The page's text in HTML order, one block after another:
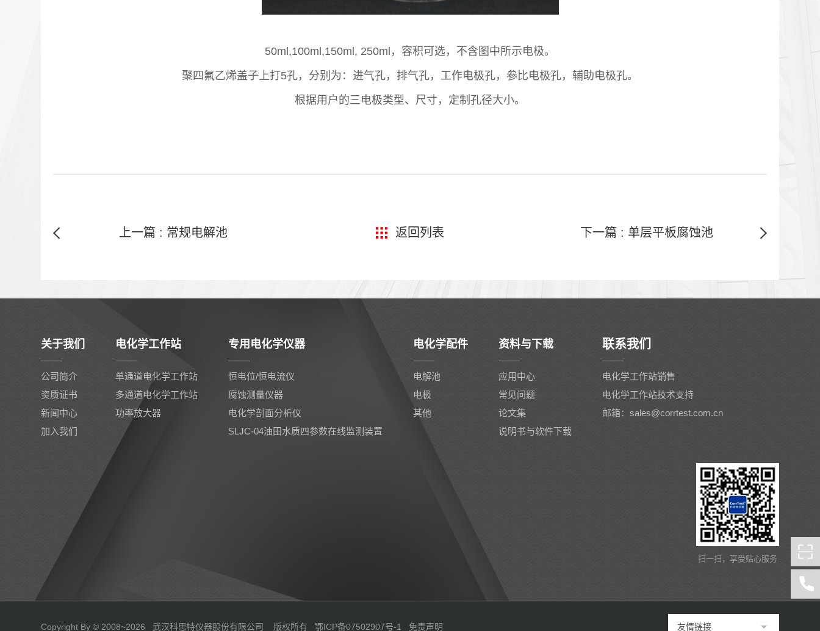
50ml,100ml,150ml, 250ml，容积可选，不含图中所示电极。
聚四氟乙烯盖子上打5孔，分别为：进气孔，排气孔，工作电极孔，参比电极孔，辅助电极孔。
根据用户的三电极类型、尺寸，定制孔径大小。
上一篇 : 常规电解池 下一篇 : 单层平板腐蚀池
返回列表
关于我们
公司简介
资质证书
新闻中心
加入我们
电化学工作站
单通道电化学工作站
多通道电化学工作站
功率放大器
专用电化学仪器
恒电位/恒电流仪
腐蚀测量仪器
电化学剖面分析仪
SLJC-04油田水质四参数在线监测装置
电化学配件
电解池
电极
其他
资料与下载
应用中心
常见问题
论文集
说明书与软件下载
联系我们
电化学工作站销售
电化学工作站技术支持
邮箱：sales@corrtest.com.cn
扫一扫，享受贴心服务
Copyright By © 2008~2026 武汉科思特仪器股份有限公司 版权所有鄂ICP备07502907号-1 免责声明 友情链接